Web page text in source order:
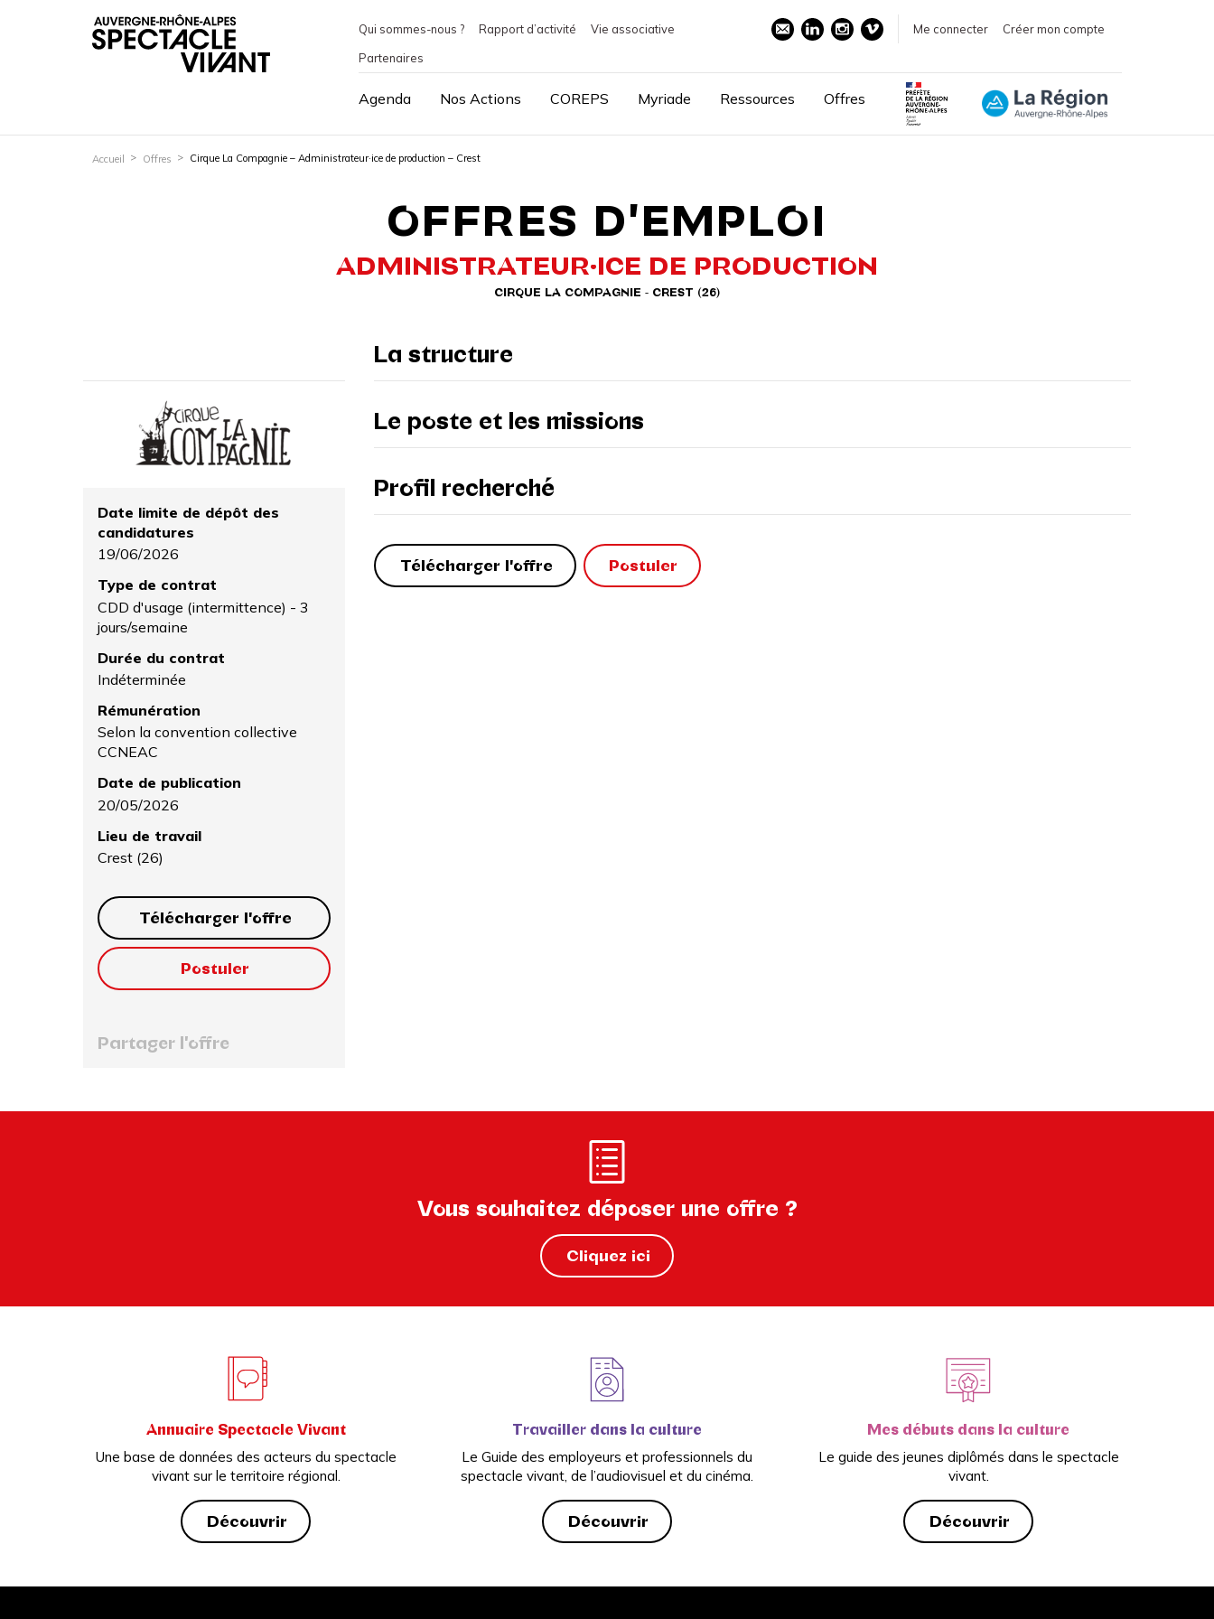
Qui sommes-nous ? Rapport d’activité
Vie associative
Partenaires
Me connecter Créer mon compte
Agenda Nos Actions COREPS Myriade Ressources Offres
Accueil Offres Cirque La Compagnie – Administrateur·ice de production – Crest
OFFRES D'EMPLOI
ADMINISTRATEUR·ICE DE PRODUCTION
CIRQUE LA COMPAGNIE - CREST (26)
Date limite de dépôt des
candidatures
19/06/2026
Type de contrat
CDD d'usage (intermittence) - 3
jours/semaine
Durée du contrat
Indéterminée
Rémunération
Selon la convention collective
CCNEAC
Date de publication
20/05/2026
Lieu de travail
Crest (26)
Télécharger l'offre
Postuler
Partager l'offre
La structure
Le poste et les missions
Profil recherché
Télécharger l'offre Postuler
Vous souhaitez déposer une offre ?
Cliquez ici
Annuaire Spectacle Vivant
Une base de données des acteurs du spectacle
vivant sur le territoire régional.
Découvrir
Travailler dans la culture
Le Guide des employeurs et professionnels du
spectacle vivant, de l’audiovisuel et du cinéma.
Découvrir
Mes débuts dans la culture
Le guide des jeunes diplômés dans le spectacle
vivant.
Découvrir